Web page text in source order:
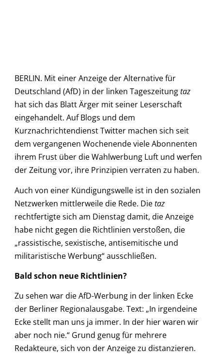
BERLIN. Mit einer Anzeige der Alternative für
Deutschland (AfD) in der linken Tageszeitungtaz
hat sich das Blatt Ärger mit seiner Leserschaft
eingehandelt. Auf Blogs und dem
Kurznachrichtendienst Twitter machen sich seit
dem vergangenen Wochenende viele Abonnenten
ihrem Frust über die Wahlwerbung Luft und werfen
der Zeitung vor, ihre Prinzipien verraten zu haben.
Auch von einer Kündigungswelle ist in den sozialen
Netzwerken mittlerweile die Rede. Dietaz
rechtfertigte sich am Dienstag damit, die Anzeige
habe nicht gegen die Richtlinien verstoßen, die
„rassistische, sexistische, antisemitische und
militaristische Werbung“ ausschließen.
Bald schon neue Richtlinien?
Zu sehen war die AfD-Werbung in der linken Ecke
der Berliner Regionalausgabe. Text: „In irgendeine
Ecke stellt man uns ja immer. In der hier waren wir
aber noch nie.“ Grund genug für mehrere
Redakteure, sich von der Anzeige zu distanzieren.